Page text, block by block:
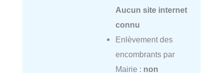
Aucun site internet
connu
Enlèvement des
encombrants par
Mairie : non